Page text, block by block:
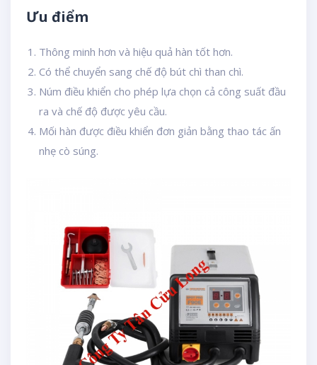
Ưu điểm
Thông minh hơn và hiệu quả hàn tốt hơn.
Có thể chuyển sang chế độ bút chì than chì.
Núm điều khiển cho phép lựa chọn cả công suất đầu
ra và chế độ được yêu cầu.
Mối hàn được điều khiển đơn giản bằng thao tác ấn
nhẹ cò súng.